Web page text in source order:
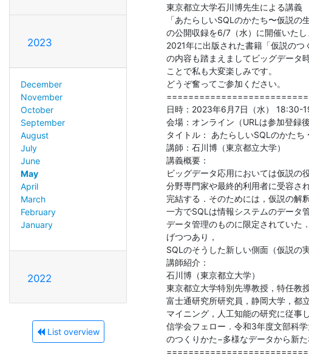
2023
December
November
October
September
August
July
June
May
April
March
February
January
2022
List overview
東京都立大学石川博先生による講義
「あたらしいSQLのかたち〜仮説の
の公開収録を6/7（水）に開催いたし
2021年に出版された書籍「仮説のつ
の内容も踏まえましてビッグデータ
ことで私も大変楽しみです。
どうぞ奮ってご参加ください。
日時：2023年6月7日（水） 18:30-
会場：オンライン（URLは参加登録
タイトル： あたらしいSQLのかたち
講師：石川博（東京都立大学）
講義概要：
ビッグデータ応用においては仮説の
分野専門家や最終的利用者に受容さ
完結する．そのためには，仮説の解
一方でSQLは情報システムのデータ
データ管理のものに限定されていた
げつつあり，
SQLのそうした新しい側面（仮説の
講師紹介：
石川博（東京都立大学）
東京都立大学特別先導教授，特任教
富士通研究所研究員，静岡大学，都
マイニング，人工知能の研究に従事
信学会フェロー．令和3年度文部科
のつくりかた−多様なデータから新